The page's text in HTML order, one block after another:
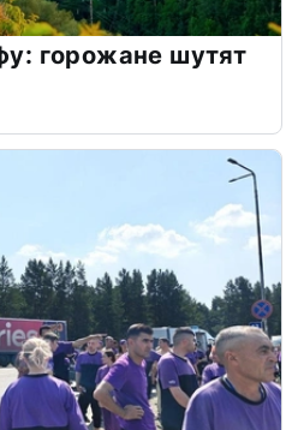
горожане шутят